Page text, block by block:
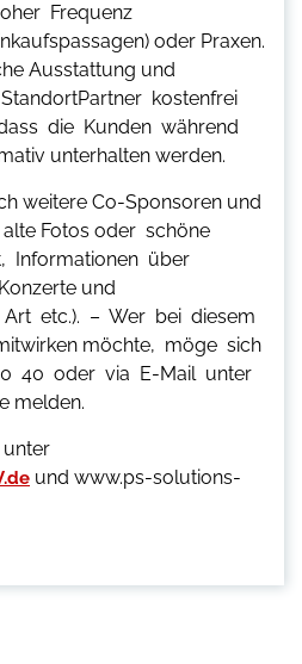
Frequenz
oder Praxen.
Ausstattung und
kostenfrei
die Kunden während
unterhalten werden.
weitere Co-Sponsoren und
alte Fotos oder schöne
Informationen über
und
etc.). – Wer bei diesem
möchte, möge sich
40 oder via E-Mail unter
melden.
unter
und www.ps-solutions-